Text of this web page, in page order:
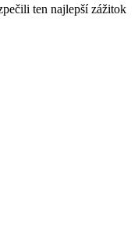
ten najlepší zážitok